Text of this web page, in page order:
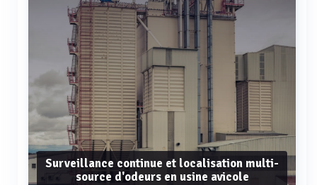
Surveillance continue et localisation multi-
source d'odeurs en usine avicole